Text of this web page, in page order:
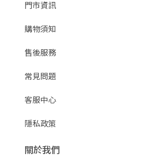
門市資訊
購物須知
售後服務
常見問題
客服中心
隱私政策
關於我們